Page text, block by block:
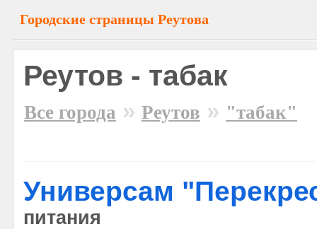
Городские страницы Реутова
Реутов - табак
Все города » Реутов » "табак"
Универсам
питания